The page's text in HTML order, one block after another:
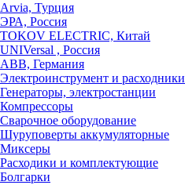
Arvia, Турция
ЭРА, Россия
TOKOV ELECTRIC, Китай
UNIVersal , Россия
ABB, Германия
Электроинструмент и расходники
Генераторы, электростанции
Компрессоры
Сварочное оборудование
Шуруповерты аккумуляторные
Миксеры
Расходики и комплектующие
Болгарки